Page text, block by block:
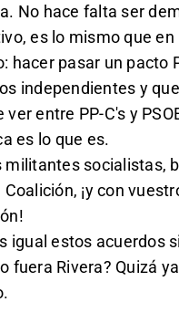
No hace falta ser
es lo mismo que en
hacer pasar un pacto
independientes y
ver entre PP-C's y
es lo que es.
militantes socialistas,
Coalición, ¡y con
igual estos acuerdos
fuera Rivera? Quizá